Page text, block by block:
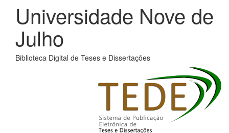
Universidade Nove de
Julho
Biblioteca Digital de Teses e Dissertações